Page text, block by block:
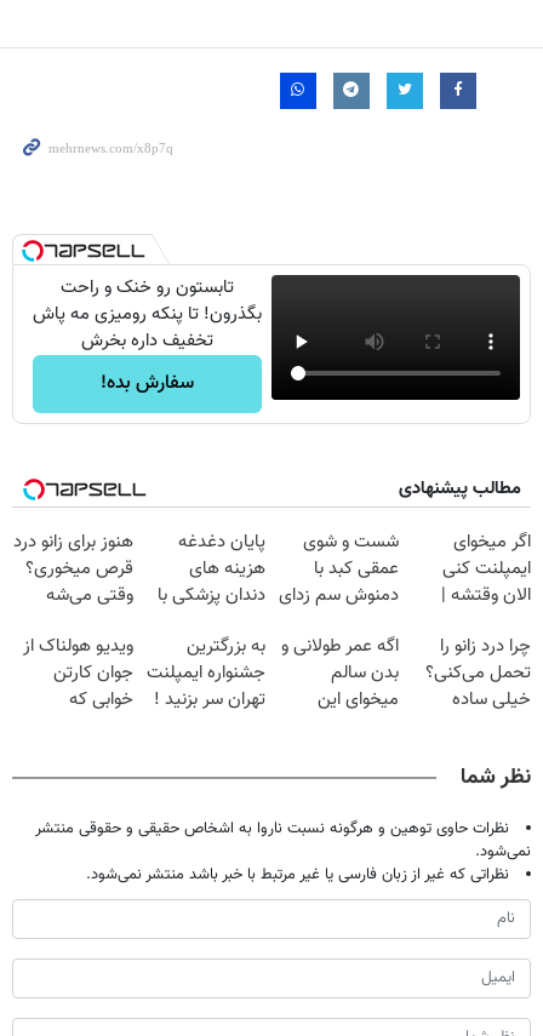
تابستون رو خنک و راحت
بگذرون! تا پنکه رومیزی مه پاش
تخفیف داره بخرش
سفارش بده!
مطالب پیشنهادی
اگر میخوای
ایمپلنت کنی
الان وقتشه |
میلیون تومان!!!
شست و شوی
عمقی کبد با
دمنوش سم زدای
پایان دغدغه
هزینه های
دندان پزشکی با
خانگی
هنوز برای زانو درد
قرص میخوری؟
وقتی می‌شه
درمانش کرد؟؟؟؟
چرا درد زانو را
تحمل می‌کنی؟
خیلی ساده
اگه عمر طولانی و
بدن سالم
میخوای این
به بزرگترین
جشنواره ایمپلنت
تهران سر بزنید !
ویدیو هولناک از
جوان کارتن
خوابی که
نظر شما
نظرات حاوی توهین و هرگونه نسبت ناروا به اشخاص حقیقی و حقوقی منتشر
نمی‌شود.
نظراتی که غیر از زبان فارسی یا غیر مرتبط با خبر باشد منتشر نمی‌شود.